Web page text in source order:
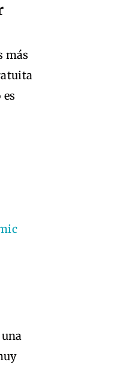
más